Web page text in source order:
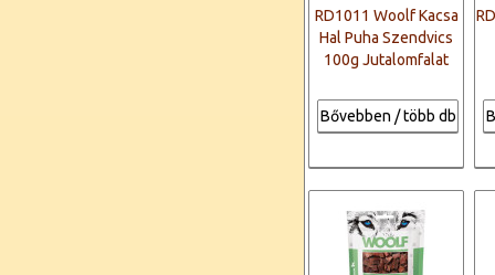
RD1011 Woolf Kacsa
Hal Puha Szendvics
100g Jutalomfalat
Bővebben / több db